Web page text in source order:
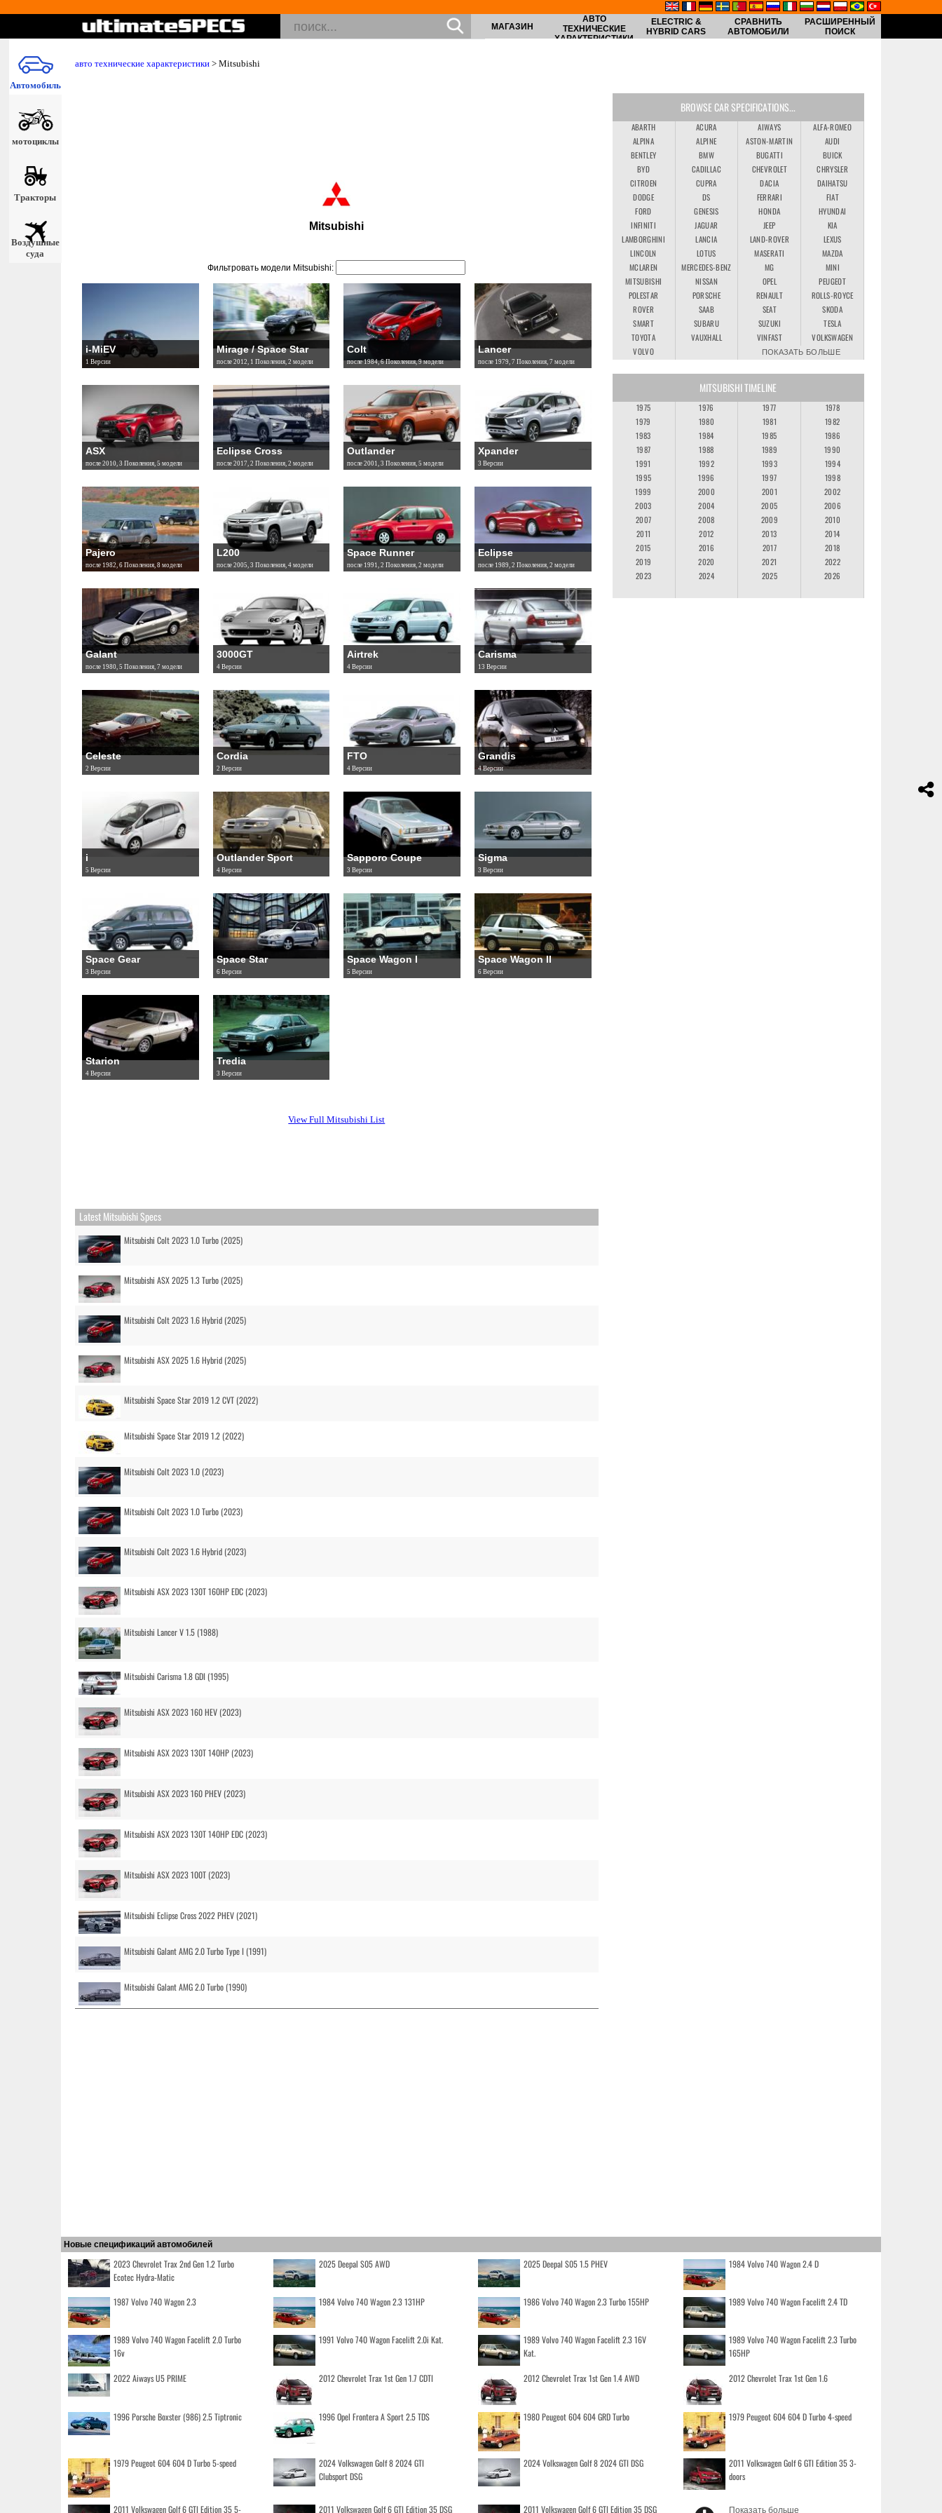
Автомобиль
мотоциклы
Тракторы
Воздушные
суда
МАГАЗИН
АВТО
ТЕХНИЧЕСКИЕ
ХАРАКТЕРИСТИКИ
ELECTRIC &
HYBRID CARS
СРАВНИТЬ
АВТОМОБИЛИ
РАСШИРЕННЫЙ
ПОИСК
авто технические характеристики > Mitsubishi
Mitsubishi
Фильтровать модели Mitsubishi:
i-MiEV
1 Версии
Mirage / Space Star
после 2012, 1 Поколения, 2 модели
Colt
после 1984, 6 Поколения, 9 модели
Lancer
после 1979, 7 Поколения, 7 модели
ASX
после 2010, 3 Поколения, 5 модели
Eclipse Cross
после 2017, 2 Поколения, 2 модели
Outlander
после 2001, 3 Поколения, 5 модели
Xpander
3 Версии
Pajero
после 1982, 6 Поколения, 8 модели
L200
после 2005, 3 Поколения, 4 модели
Space Runner
после 1991, 2 Поколения, 2 модели
Eclipse
после 1989, 2 Поколения, 2 модели
Galant
после 1980, 5 Поколения, 7 модели
3000GT
4 Версии
Airtrek
4 Версии
Carisma
13 Версии
Celeste
2 Версии
Cordia
2 Версии
FTO
4 Версии
Grandis
4 Версии
i
5 Версии
Outlander Sport
4 Версии
Sapporo Coupe
3 Версии
Sigma
3 Версии
Space Gear
3 Версии
Space Star
6 Версии
Space Wagon I
5 Версии
Space Wagon II
6 Версии
Starion
4 Версии
Tredia
3 Версии
View Full Mitsubishi List
Latest Mitsubishi Specs
Mitsubishi Colt 2023 1.0 Turbo (2025)
Mitsubishi ASX 2025 1.3 Turbo (2025)
Mitsubishi Colt 2023 1.6 Hybrid (2025)
Mitsubishi ASX 2025 1.6 Hybrid (2025)
Mitsubishi Space Star 2019 1.2 CVT (2022)
Mitsubishi Space Star 2019 1.2 (2022)
Mitsubishi Colt 2023 1.0 (2023)
Mitsubishi Colt 2023 1.0 Turbo (2023)
Mitsubishi Colt 2023 1.6 Hybrid (2023)
Mitsubishi ASX 2023 130T 160HP EDC (2023)
Mitsubishi Lancer V 1.5 (1988)
Mitsubishi Carisma 1.8 GDI (1995)
Mitsubishi ASX 2023 160 HEV (2023)
Mitsubishi ASX 2023 130T 140HP (2023)
Mitsubishi ASX 2023 160 PHEV (2023)
Mitsubishi ASX 2023 130T 140HP EDC (2023)
Mitsubishi ASX 2023 100T (2023)
Mitsubishi Eclipse Cross 2022 PHEV (2021)
Mitsubishi Galant AMG 2.0 Turbo Type I (1991)
Mitsubishi Galant AMG 2.0 Turbo (1990)
BROWSE CAR SPECIFICATIONS...
ABARTH ACURA AIWAYS
ALFA-ROMEO
ALPINA
ALPINE ASTON-MARTIN
AUDI
BENTLEY
BMW BUGATTI
BUICK
BYD
CADILLAC CHEVROLET
CHRYSLER
CITROEN
CUPRA DACIA
DAIHATSU
DODGE
DS FERRARI
FIAT
FORD
GENESIS HONDA
HYUNDAI
INFINITI
JAGUAR JEEP
KIA
LAMBORGHINI
LANCIA LAND-ROVER
LEXUS
LINCOLN
LOTUS MASERATI
MAZDA
MCLAREN
MERCEDES-BENZ MG
MINI
MITSUBISHI
NISSAN OPEL
PEUGEOT
POLESTAR
PORSCHE RENAULT
ROLLS-ROYCE
ROVER
SAAB SEAT
SKODA
SMART
SUBARU SUZUKI
TESLA
TOYOTA
VAUXHALL VINFAST
VOLKSWAGEN
VOLVO
ПОКАЗАТЬ БОЛЬШЕ
MITSUBISHI TIMELINE
1975 1976 1977
1978
1979
1980 1981
1982
1983
1984 1985
1986
1987
1988 1989
1990
1991
1992 1993
1994
1995
1996 1997
1998
1999
2000 2001
2002
2003
2004 2005
2006
2007
2008 2009
2010
2011
2012 2013
2014
2015
2016 2017
2018
2019
2020 2021
2022
2023
2024 2025 2026
Новые спецификаций автомобилей
2023 Chevrolet Trax 2nd Gen 1.2 Turbo
Ecotec Hydra-Matic
2025 Deepal S05 AWD 2025 Deepal S05 1.5 PHEV 1984 Volvo 740 Wagon 2.4 D
1987 Volvo 740 Wagon 2.3 1984 Volvo 740 Wagon 2.3 131HP 1986 Volvo 740 Wagon 2.3 Turbo 155HP 1989 Volvo 740 Wagon Facelift 2.4 TD
1989 Volvo 740 Wagon Facelift 2.0 Turbo
16v
1991 Volvo 740 Wagon Facelift 2.0i Kat.
1989 Volvo 740 Wagon Facelift 2.3 16V
Kat.
1989 Volvo 740 Wagon Facelift 2.3 Turbo
165HP
2022 Aiways U5 PRIME 2012 Chevrolet Trax 1st Gen 1.7 CDTI 2012 Chevrolet Trax 1st Gen 1.4 AWD 2012 Chevrolet Trax 1st Gen 1.6
1996 Porsche Boxster (986) 2.5 Tiptronic 1996 Opel Frontera A Sport 2.5 TDS 1980 Peugeot 604 604 GRD Turbo 1979 Peugeot 604 604 D Turbo 4-speed
1979 Peugeot 604 604 D Turbo 5-speed
2024 Volkswagen Golf 8 2024 GTI
Clubsport DSG
2024 Volkswagen Golf 8 2024 GTI DSG
2011 Volkswagen Golf 6 GTI Edition 35 3-
doors
2011 Volkswagen Golf 6 GTI Edition 35 5- 2011 Volkswagen Golf 6 GTI Edition 35 DSG 2011 Volkswagen Golf 6 GTI Edition 35 DSG Показать больше